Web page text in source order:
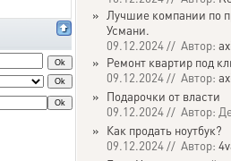
» Лучшие компании по
Усмани.
09.12.2024 // Автор:
» Ремонт квартир под
09.12.2024 // Автор:
» Подарочки от власти
09.12.2024 // Автор:
» Как продать ноутбук?
09.12.2024 // Автор: